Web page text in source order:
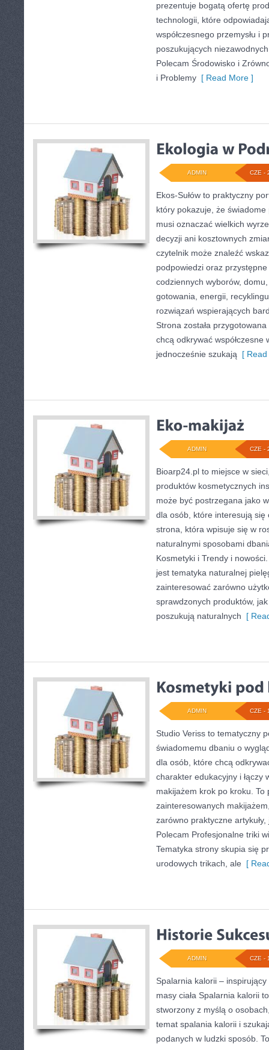
prezentuje bogatą ofertę
technologii, które
współczesnego przemysłu i
poszukujących
Polecam Środowisko i
i Problemy [ Read More ]
CZE -
ADMIN
Ekos-Sułów to praktyczny
który pokazuje, że
musi oznaczać wielkich
decyzji ani kosztownych
czytelnik może znaleźć
podpowiedzi oraz
codziennych wyborów,
gotowania, energii,
rozwiązań wspierających
Strona została
chcą odkrywać współczesne
jednocześnie szukają [
CZE -
ADMIN
Bioarp24.pl to miejsce w
produktów kosmetycznych
może być postrzegana jako
dla osób, które interesują się
strona, która wpisuje się w
naturalnymi sposobami
Kosmetyki i Trendy i
jest tematyka naturalnej
zainteresować zarówno
sprawdzonych produktów,
poszukują naturalnych [
CZE -
ADMIN
Studio Veriss to tematyczny
świadomemu dbaniu o
dla osób, które chcą
charakter edukacyjny i łączy
makijażem krok po kroku. To
zainteresowanych
zarówno praktyczne
Polecam Profesjonalne triki
Tematyka strony skupia się
urodowych trikach, ale [
CZE -
ADMIN
Spalarnia kalorii –
masy ciała Spalarnia kalorii
stworzony z myślą o
temat spalania kalorii i
podanych w ludzki sposób.